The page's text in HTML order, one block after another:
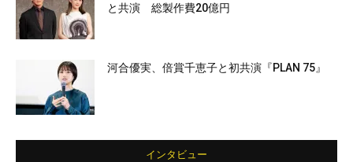
と共演 総製作費20億円
河合優実、倍賞千恵子と初共演『PLAN 75』
インタビュー